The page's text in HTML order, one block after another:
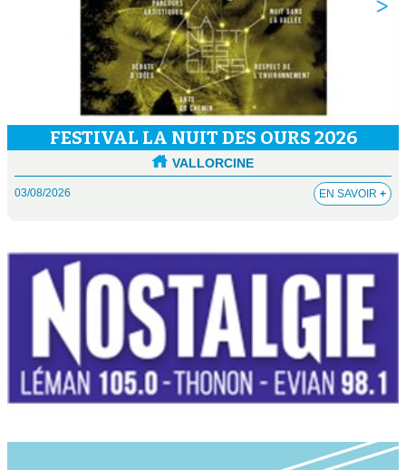
FESTIVAL LA NUIT DES OURS 2026
VALLORCINE
03/08/2026 EN SAVOIR +